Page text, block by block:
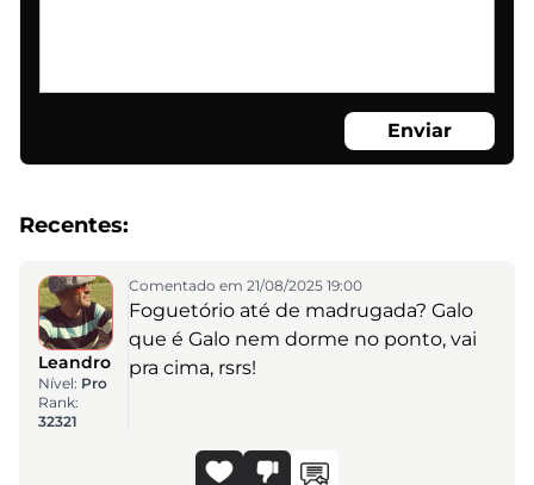
Enviar
Recentes:
Leandro
Nível: Pro
Rank:
32321
Comentado em 21/08/2025 19:00
Foguetório até de madrugada? Galo
que é Galo nem dorme no ponto, vai
pra cima, rsrs!